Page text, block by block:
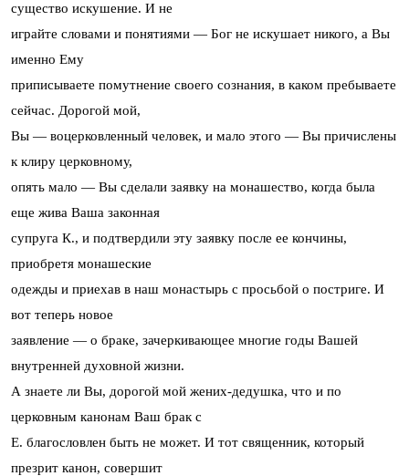
существо искушение. И не
играйте словами и понятиями — Бог не искушает никого, а Вы
именно Ему
приписываете помутнение своего сознания, в каком пребываете
сейчас. Дорогой мой,
Вы — воцерковленный человек, и мало этого — Вы причислены
к клиру церковному,
опять мало — Вы сделали заявку на монашество, когда была
еще жива Ваша законная
супруга К., и подтвердили эту заявку после ее кончины,
приобретя монашеские
одежды и приехав в наш монастырь с просьбой о постриге. И
вот теперь новое
заявление — о браке, зачеркивающее многие годы Вашей
внутренней духовной жизни.
А знаете ли Вы, дорогой мой жених-дедушка, что и по
церковным канонам Ваш брак с
Е. благословлен быть не может. И тот священник, который
презрит канон, совершит